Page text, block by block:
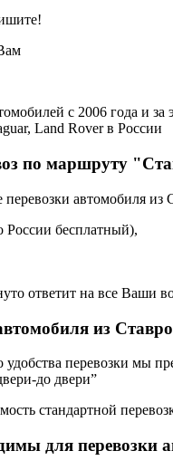
с 2006 года и
Land Rover в России
по маршруту
автомобиля
России бесплатный),
ответит на все Ваши
из
перевозки мы
до двери”
стандартной
для перевозки